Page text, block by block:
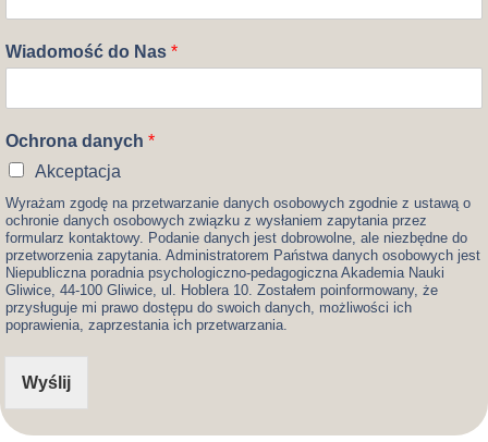
Wiadomość do Nas*
Ochrona danych*
Akceptacja
Wyrażam zgodę na przetwarzanie danych osobowych zgodnie z ustawą o
ochronie danych osobowych związku z wysłaniem zapytania przez
formularz kontaktowy. Podanie danych jest dobrowolne, ale niezbędne do
przetworzenia zapytania. Administratorem Państwa danych osobowych jest
Niepubliczna poradnia psychologiczno-pedagogiczna Akademia Nauki
Gliwice, 44-100 Gliwice, ul. Hoblera 10. Zostałem poinformowany, że
przysługuje mi prawo dostępu do swoich danych, możliwości ich
poprawienia, zaprzestania ich przetwarzania.
Wyślij